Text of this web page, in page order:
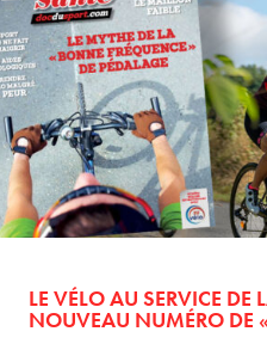
LE VÉLO AU SERVICE DE
NOUVEAU NUMÉRO DE